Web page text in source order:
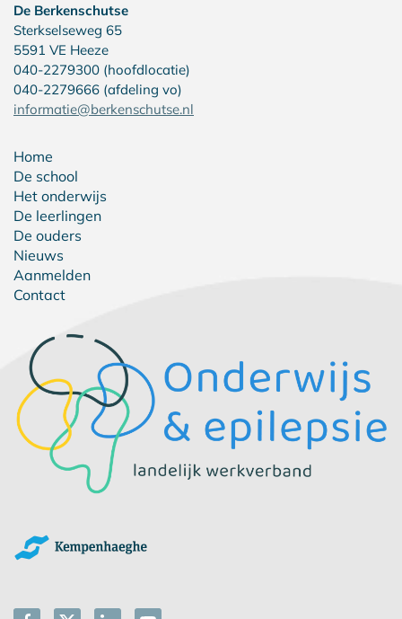
De Berkenschutse
Sterkselseweg 65
5591 VE Heeze
040-2279300 (hoofdlocatie)
040-2279666 (afdeling vo)
informatie@berkenschutse.nl
Home
De school
Het onderwijs
De leerlingen
De ouders
Nieuws
Aanmelden
Contact